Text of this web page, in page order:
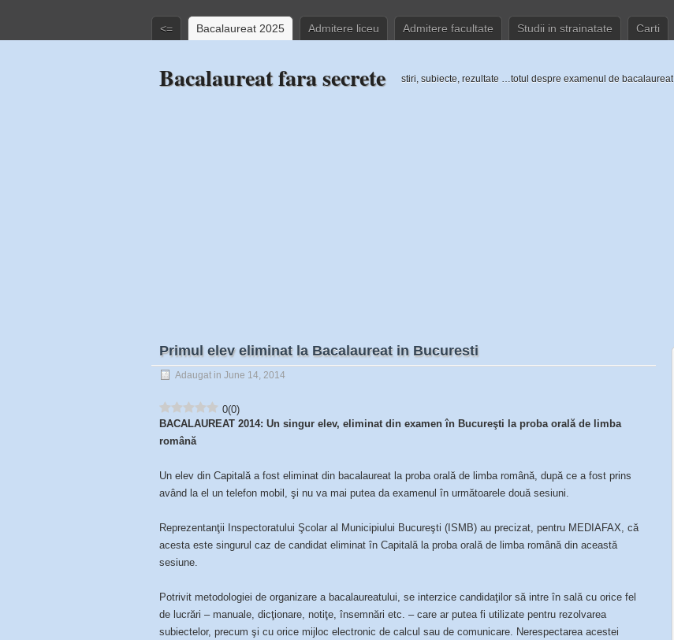
<= Bacalaureat 2025 Admitere liceu Admitere facultate Studii in strainatate Carti
Bacalaureat fara secrete stiri, subiecte, rezultate …totul despre examenul de bacalaureat
Primul elev eliminat la Bacalaureat in Bucuresti
Adaugat in June 14, 2014
0(0)
BACALAUREAT 2014: Un singur elev, eliminat din examen în Bucureşti la proba orală de limba
română
Un elev din Capitală a fost eliminat din bacalaureat la proba orală de limba română, după ce a fost prins
având la el un telefon mobil, şi nu va mai putea da examenul în următoarele două sesiuni.
Reprezentanţii Inspectoratului Şcolar al Municipiului Bucureşti (ISMB) au precizat, pentru MEDIAFAX, că
acesta este singurul caz de candidat eliminat în Capitală la proba orală de limba română din această
sesiune.
Potrivit metodologiei de organizare a bacalaureatului, se interzice candidaţilor să intre în sală cu orice fel
de lucrări – manuale, dicţionare, notiţe, însemnări etc. – care ar putea fi utilizate pentru rezolvarea
subiectelor, precum şi cu orice mijloc electronic de calcul sau de comunicare. Nerespectarea acestei